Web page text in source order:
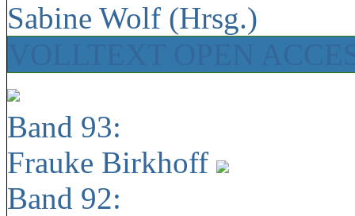
Sabine Wolf (Hrsg.)
Band 93:
Frauke Birkhoff
Band 92: